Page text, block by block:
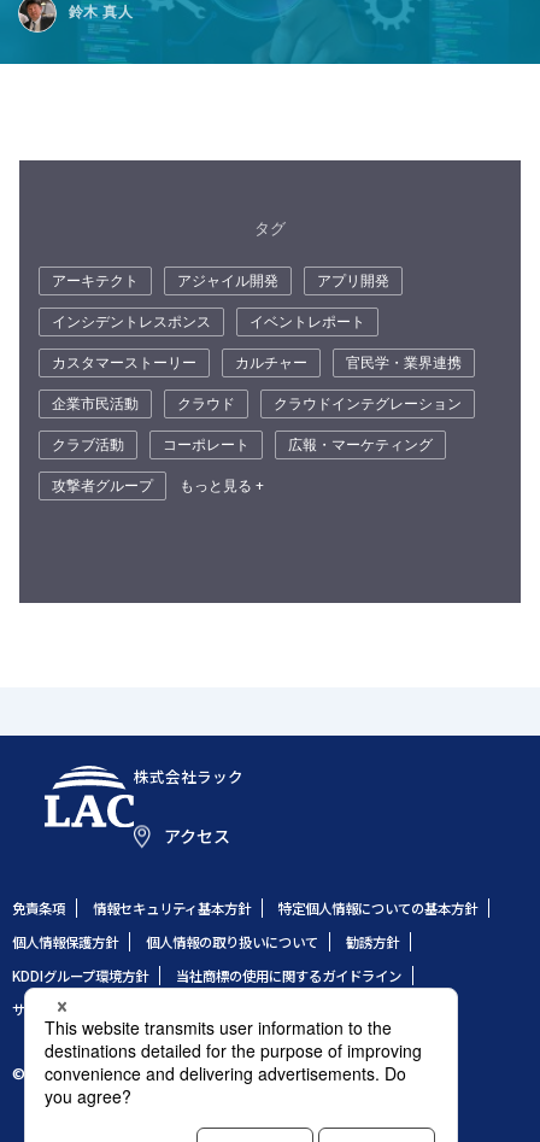
鈴木 真人
タグ
アーキテクト アジャイル開発
アプリ開発
インシデントレスポンス
イベントレポート
カスタマーストーリー
カルチャー
官民学・業界連携
企業市民活動
クラウド
クラウドインテグレーション
クラブ活動
コーポレート
広報・マーケティング
攻撃者グループ
もっと見る +
株式会社ラック
アクセス
免責条項 情報セキュリティ基本方針
特定個人情報についての基本方針
個人情報保護方針
個人情報の取り扱いについて
勧誘方針
KDDIグループ環境方針
当社商標の使用に関するガイドライン
サイトのご利用条件
© 1995 LAC Co., Ltd.